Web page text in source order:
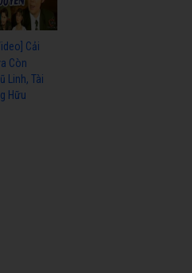
Cải
Còn
Linh, Tài
Hữu